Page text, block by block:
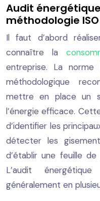
Audit
méthodologie ISO
Il faut d’abord
connaître la
entreprise. La
méthodologique
mettre en place un
l’énergie efficace.
d’identifier les
détecter les
d’établir une feuille
L’audit
généralement en